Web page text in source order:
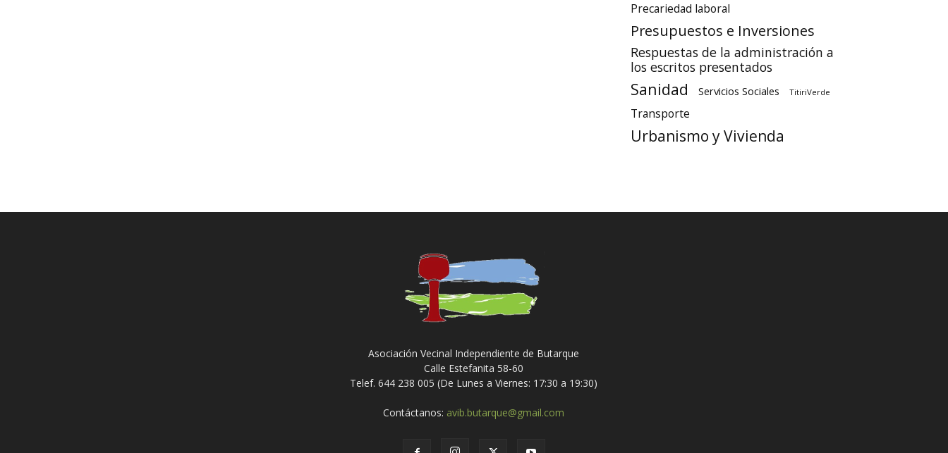
Precariedad laboral
Presupuestos e Inversiones
Respuestas de la administración a
los escritos presentados
Sanidad Servicios Sociales TitiriVerde
Transporte
Urbanismo y Vivienda
Asociación Vecinal Independiente de Butarque
Calle Estefanita 58-60
Telef. 644 238 005 (De Lunes a Viernes: 17:30 a 19:30)
Contáctanos: avib.butarque@gmail.com